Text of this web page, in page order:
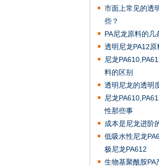
市面上常见的透
些？
PA尼龙原料的几
透明尼龙PA12
尼龙
料的区别
透明尼龙的透明
尼龙
性那些事
成本是尼龙进阶
低吸水性尼龙
极尼龙PA612
生物基聚酰胺PA